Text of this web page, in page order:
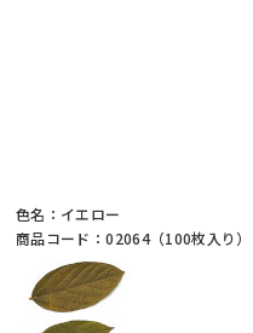
色名：イエロー
商品コード：02064（100枚入り